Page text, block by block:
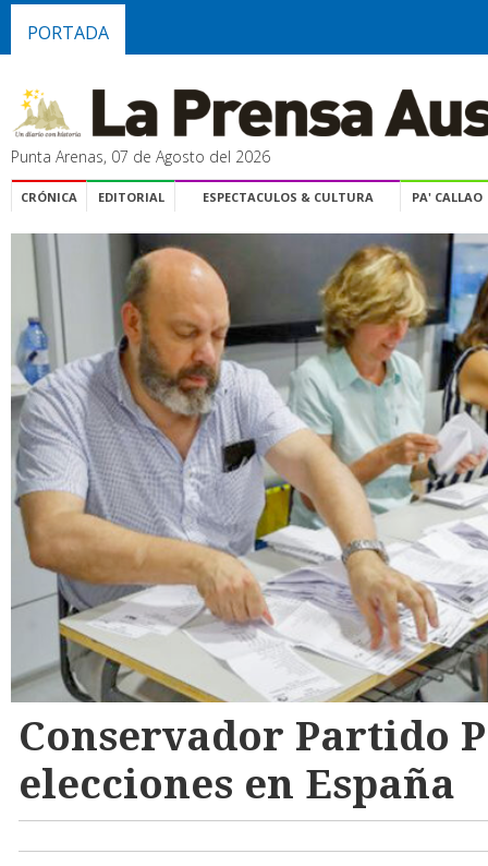
PORTADA
Punta Arenas, 07 de Agosto del 2026
CRÓNICA EDITORIAL ESPECTACULOS & CULTURA PA' CALLAO
Conservador Partido
elecciones en España